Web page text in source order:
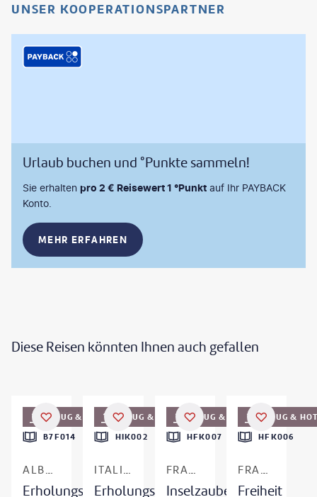
UNSER KOOPERATIONSPARTNER
Urlaub buchen und °Punkte sammeln!
Sie erhalten pro 2 € Reisewert 1 °Punkt auf Ihr PAYBACK
Konto.
MEHR ERFAHREN
Diese Reisen könnten Ihnen auch gefallen
FLUG & HOTEL
B7F014
ALBANIEN
Erholungsurlaub
FLUG & HOTEL
HIK002
ITALIEN - KALABRIEN
Erholungsurlaub
FLUG & HOTEL
HFK007
FRANKREICH - KORSIKA
Inselzauber
FLUG &
HFK006
FRANKREICH - KORSIKA
Freiheit